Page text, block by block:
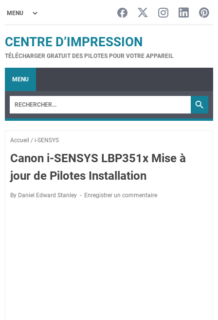
CENTRE D’IMPRESSION
TÉLÉCHARGER GRATUIT DES PILOTES POUR VOTRE APPAREIL
MENU
Accueil / i-SENSYS
Canon i-SENSYS LBP351x Mise à
jour de Pilotes Installation
By Daniel Edward Stanley Enregistrer un commentaire